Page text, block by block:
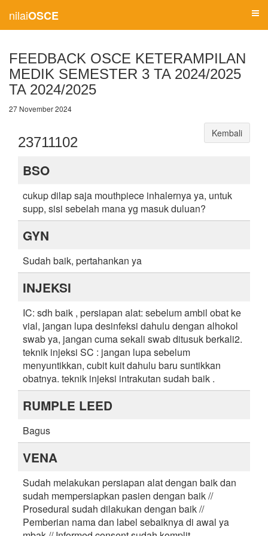
nilaiOSCE
FEEDBACK OSCE KETERAMPILAN
MEDIK SEMESTER 3 TA 2024/2025
TA 2024/2025
27 November 2024
23711102
Kembali
BSO
cukup dilap saja mouthpiece inhalernya ya, untuk
supp, sisi sebelah mana yg masuk duluan?
GYN
Sudah baik, pertahankan ya
INJEKSI
IC: sdh baik , persiapan alat: sebelum ambil obat ke
vial, jangan lupa desinfeksi dahulu dengan alhokol
swab ya, jangan cuma sekali swab ditusuk berkali2.
teknik injeksi SC : jangan lupa sebelum
menyuntikkan, cubit kuit dahulu baru suntikkan
obatnya. teknik injeksi intrakutan sudah baik .
RUMPLE LEED
Bagus
VENA
Sudah melakukan persiapan alat dengan baik dan
sudah mempersiapkan pasien dengan baik //
Prosedural sudah dilakukan dengan baik //
Pemberian nama dan label sebaiknya di awal ya